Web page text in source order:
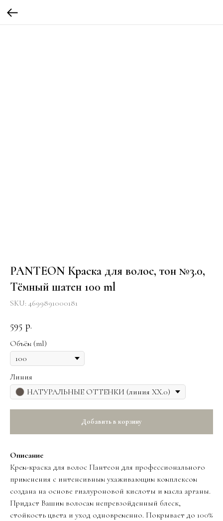
PANTEON Краска для волос, тон №3.0,
Тёмный шатен 100 ml
SKU: 4699891000181
595 р.
Объём (ml)
Линия
НАТУРАЛЬНЫЕ ОТТЕНКИ (линия ХХ.0)
Добавить в корзину
Описание
Крем-краска для волос Пантеон для профессионального
применения с интенсивным ухаживающим комплексом
создана на основе гиалуроновой кислоты и масла арганы.
Придаст Вашим волосам непревзойденный блеск,
стойкость цвета и уход одновременно. Покрывает до 100%